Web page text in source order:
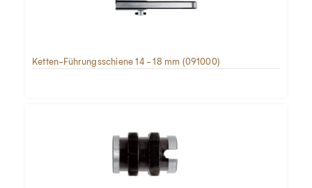
Ketten-Führungsschiene 14 - 18 mm (091000)